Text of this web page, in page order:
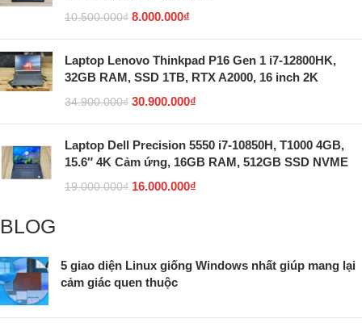
10.500.000₫ 8.000.000₫
Laptop Lenovo Thinkpad P16 Gen 1 i7-12800HK,
32GB RAM, SSD 1TB, RTX A2000, 16 inch 2K
34.900.000₫ 30.900.000₫
Laptop Dell Precision 5550 i7-10850H, T1000 4GB,
15.6″ 4K Cảm ứng, 16GB RAM, 512GB SSD NVME
19.000.000₫ 16.000.000₫
BLOG
5 giao diện Linux giống Windows nhất giúp mang lại
cảm giác quen thuộc